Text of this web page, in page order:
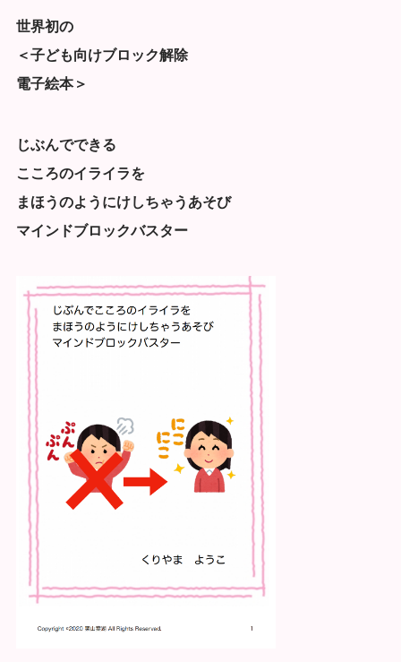
世界初の
＜子ども向けブロック解除
電子絵本＞
じぶんでできる
こころのイライラを
まほうのようにけしちゃうあそび
マインドブロックバスター